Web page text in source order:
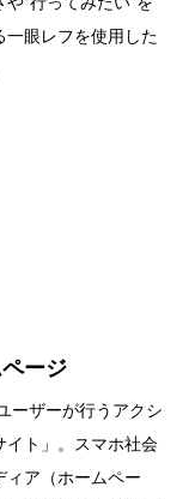
眼レフを使用した
ージ
ーザーが行うアクシ
イト」。スマホ社会
ィア（ホームペー